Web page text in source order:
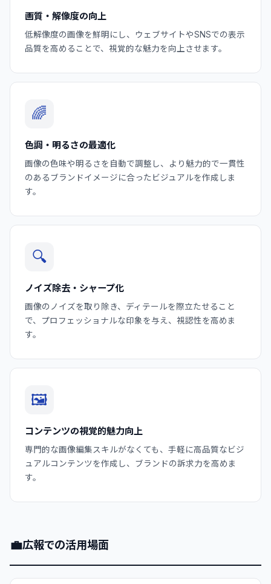
画質・解像度の向上
低解像度の画像を鮮明にし、ウェブサイトやSNSでの表示
品質を高めることで、視覚的な魅力を向上させます。
🌈
色調・明るさの最適化
画像の色味や明るさを自動で調整し、より魅力的で一貫性
のあるブランドイメージに合ったビジュアルを作成しま
す。
🔍
ノイズ除去・シャープ化
画像のノイズを取り除き、ディテールを際立たせること
で、プロフェッショナルな印象を与え、視認性を高めま
す。
🖼️
コンテンツの視覚的魅力向上
専門的な画像編集スキルがなくても、手軽に高品質なビジ
ュアルコンテンツを作成し、ブランドの訴求力を高めま
す。
💼広報での活用場面